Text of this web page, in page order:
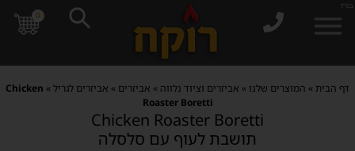
בס"ד
0
דף הבית » המוצרים שלנו » אביזרים וציוד נלווה » אביזרים » אביזרים לגריל »
Chicken
Roaster Boretti
Chicken Roaster Boretti
תושבת לעוף עם סלסלה